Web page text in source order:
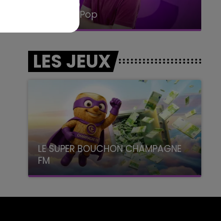
15h00 - 19h00
Le Club Champagne FM
LES JEUX
LE SUPER BOUCHON CHAMPAGNE
FM
avec La Famille Champagne FM, à 8H10